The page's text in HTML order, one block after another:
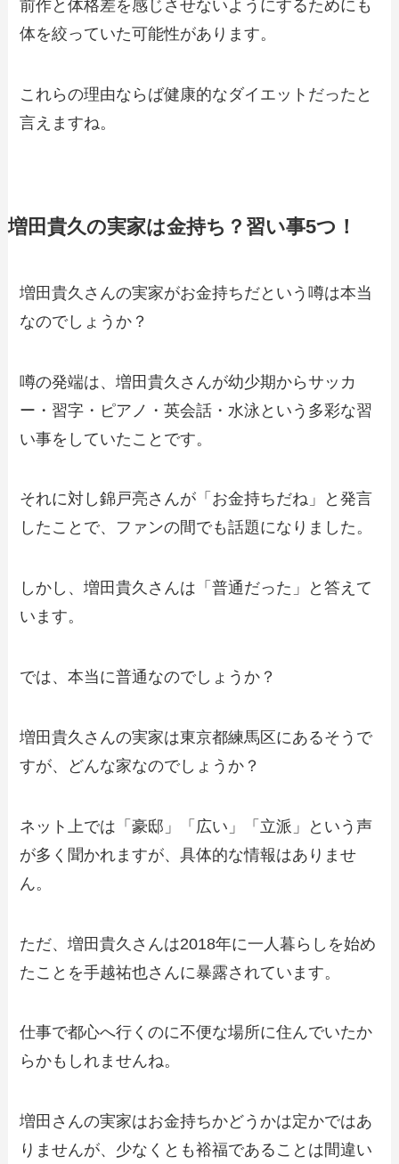
前作と体格差を感じさせないようにするためにも
体を絞っていた可能性があります。
これらの理由ならば健康的なダイエットだったと
言えますね。
増田貴久の実家は金持ち？習い事5つ！
増田貴久さんの実家がお金持ちだという噂は本当
なのでしょうか？
噂の発端は、増田貴久さんが幼少期からサッカ
ー・習字・ピアノ・英会話・水泳という多彩な習
い事をしていたことです。
それに対し錦戸亮さんが「お金持ちだね」と発言
したことで、ファンの間でも話題になりました。
しかし、増田貴久さんは「普通だった」と答えて
います。
では、本当に普通なのでしょうか？
増田貴久さんの実家は東京都練馬区にあるそうで
すが、どんな家なのでしょうか？
ネット上では「豪邸」「広い」「立派」という声
が多く聞かれますが、具体的な情報はありませ
ん。
ただ、増田貴久さんは2018年に一人暮らしを始め
たことを手越祐也さんに暴露されています。
仕事で都心へ行くのに不便な場所に住んでいたか
らかもしれませんね。
増田さんの実家はお金持ちかどうかは定かではあ
りませんが、少なくとも裕福であることは間違い